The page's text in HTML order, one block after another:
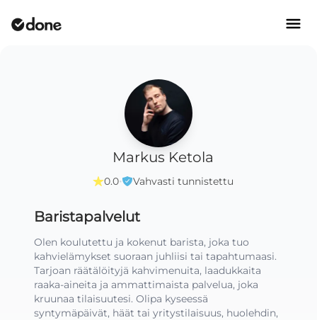
Markus Ketola
0.0· Vahvasti tunnistettu
Baristapalvelut
Olen koulutettu ja kokenut barista, joka tuo
kahvielämykset suoraan juhliisi tai tapahtumaasi.
Tarjoan räätälöityjä kahvimenuita, laadukkaita
raaka-aineita ja ammattimaista palvelua, joka
kruunaa tilaisuutesi. Olipa kyseessä
syntymäpäivät, häät tai yritystilaisuus, huolehdin,